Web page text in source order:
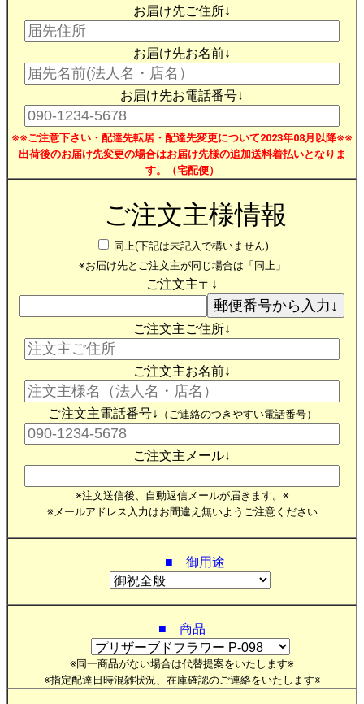
お届け先ご住所↓
お届け先お名前↓
お届け先お電話番号↓
※※ご注意下さい・配達先転居・配達先変更について2023年08月以降※※
出荷後のお届け先変更の場合はお届け先様の追加送料着払いとなりま
す。（宅配便）
ご注文主様情報
同上(下記は未記入で構いません)
※お届け先とご注文主が同じ場合は「同上」
ご注文主〒↓
ご注文主ご住所↓
ご注文主お名前↓
ご注文主電話番号↓ （ご連絡のつきやすい電話番号）
ご注文主メール↓
※注文送信後、自動返信メールが届きます。※
※メールアドレス入力はお間違え無いようご注意ください
■ 御用途
■ 商品
※同一商品がない場合は代替提案をいたします※
※指定配達日時混雑状況、在庫確認のご連絡をいたします※